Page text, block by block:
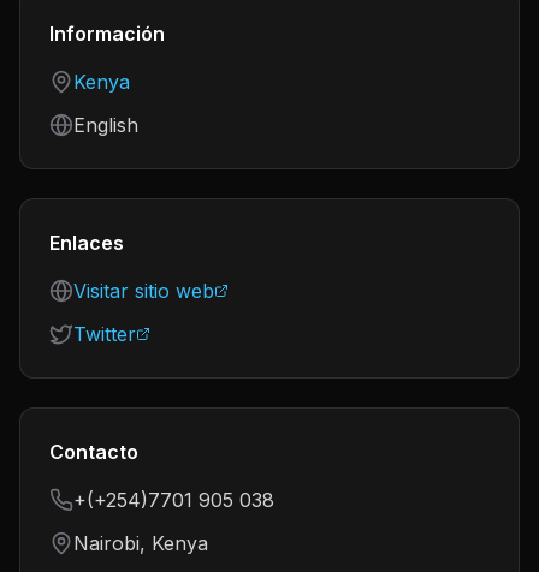
Información
Country
Kenya
Language
English
Enlaces
Visitar sitio web
Twitter
Contacto
+(+254)7701 905 038
Nairobi, Kenya